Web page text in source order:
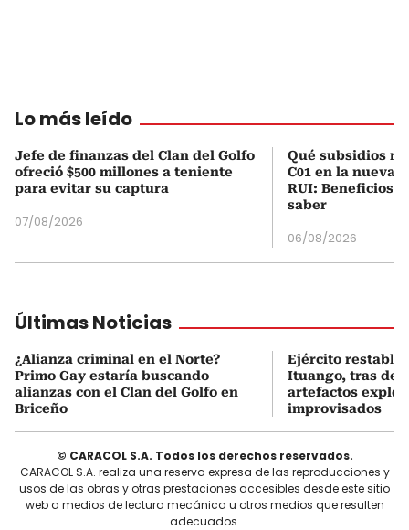
Lo más leído
Jefe de finanzas del Clan del Golfo
ofreció $500 millones a teniente
para evitar su captura
07/08/2026
Qué subsidios
C01 en la nueva
RUI: Beneficios
saber
06/08/2026
Últimas Noticias
¿Alianza criminal en el Norte?
Primo Gay estaría buscando
alianzas con el Clan del Golfo en
Briceño
Ejército
Ituango, tras
artefactos
improvisados
© CARACOL S.A. Todos los derechos reservados.
CARACOL S.A. realiza una reserva expresa de las reproducciones y
usos de las obras y otras prestaciones accesibles desde este sitio
web a medios de lectura mecánica u otros medios que resulten
adecuados.